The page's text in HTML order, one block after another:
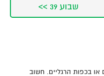
שבוע 39 >>
או בכפות הרגליים. חשוב